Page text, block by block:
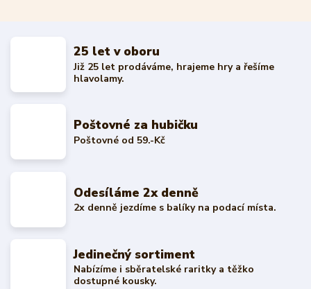
25 let v oboru
Již 25 let prodáváme, hrajeme hry a řešíme
hlavolamy.
Poštovné za hubičku
Poštovné od 59.-Kč
Odesíláme 2x denně
2x denně jezdíme s balíky na podací místa.
Jedinečný sortiment
Nabízíme i sběratelské raritky a těžko
dostupné kousky.